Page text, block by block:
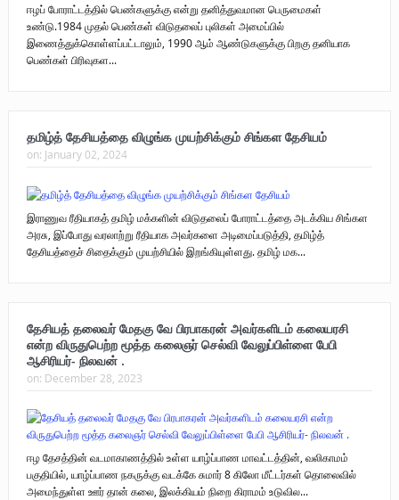
ஈழப் போராட்டத்தில் பெண்களுக்கு என்று தனித்துவமான பெருமைகள்
உண்டு.1984 முதல் பெண்கள் விடுதலைப் புலிகள் அமைப்பில்
இணைத்துக்கொள்ளப்பட்டாலும், 1990 ஆம் ஆண்டுகளுக்கு பிறகு தனியாக
பெண்கள் பிரிவுகள...
தமிழ்த் தேசியத்தை விழுங்க முயற்சிக்கும் சிங்கள தேசியம்
on: January 02, 2024
இராணுவ ரீதியாகத் தமிழ் மக்களின் விடுதலைப் போராட்டத்தை அடக்கிய சிங்கள
அரசு, இப்போது வரலாற்று ரீதியாக அவர்களை அடிமைப்படுத்தி, தமிழ்த்
தேசியத்தைச் சிதைக்கும் முயற்சியில் இறங்கியுள்ளது. தமிழ் மக...
தேசியத் தலைவர் மேதகு வே பிரபாகரன் அவர்களிடம் கலையரசி
என்ற விருதுபெற்ற மூத்த கலைஞர் செல்வி வேலுப்பிள்ளை பேபி
ஆசிரியர்- நிலவன் .
on: December 28, 2023
ஈழ தேசத்தின் வடமாகாணத்தில் உள்ள யாழ்ப்பாண மாவட்டத்தின், வலிகாமம்
பகுதியில், யாழ்ப்பாண நகருக்கு வடக்கே சுமார் 8 கிலோ மீட்டர்கள் தொலைவில்
அமைந்துள்ள ஊர் தான் கலை, இலக்கியம் நிறை கிராமம் உடுவில...